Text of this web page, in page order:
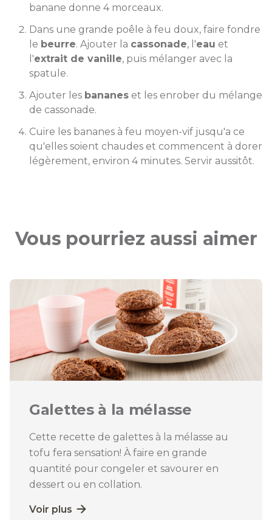
banane donne 4 morceaux.
Dans une grande poêle à feu doux, faire fondre
le beurre. Ajouter la cassonade, l'eau et
l'extrait de vanille, puis mélanger avec la
spatule.
Ajouter les bananes et les enrober du mélange
de cassonade.
Cuire les bananes à feu moyen-vif jusqu'a ce
qu'elles soient chaudes et commencent à dorer
légèrement, environ 4 minutes. Servir aussitôt.
Vous pourriez aussi aimer
Galettes à la mélasse
Cette recette de galettes à la mélasse au
tofu fera sensation! À faire en grande
quantité pour congeler et savourer en
dessert ou en collation.
Voir plus